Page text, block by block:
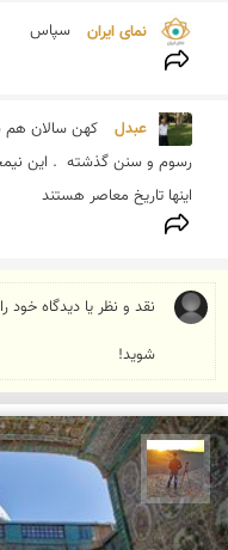
نمای ایران سپاس
عبدل
اینها تاریخ معاصر هستند
مهدی مخلصیان